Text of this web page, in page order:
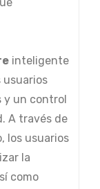
inteligente
usuarios
y un control
A través de
los usuarios
la
como